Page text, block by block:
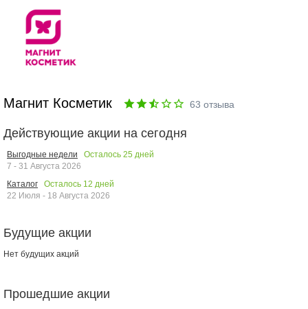
Магнит Косметик 63 отзыва
Действующие акции на сегодня
Выгодные недели Осталось 25 дней
7 - 31 Августа 2026
Каталог
Осталось 12 дней
22 Июля - 18 Августа 2026
Будущие акции
Нет будущих акций
Прошедшие акции